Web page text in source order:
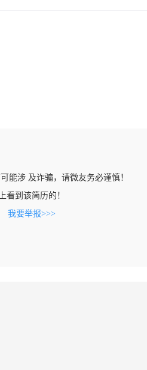
能涉 及诈骗，请微友务必谨慎！
看到该简历的！
我要举报>>>